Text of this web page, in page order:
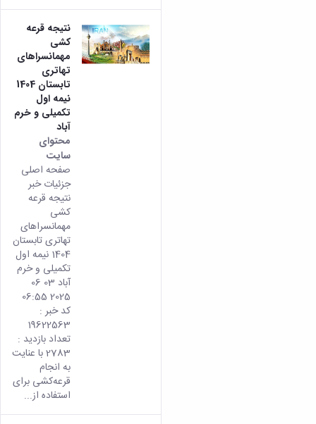
نتیجه قرعه
کشی
مهمانسراهای
تهاتری
تابستان 1404
نیمه اول
تکمیلی و خرم
آباد
محتوای
سایت
صفحه اصلی
جزئیات خبر
نتیجه قرعه
کشی
مهمانسراهای
تهاتری تابستان
1404 نیمه اول
تکمیلی و خرم
آباد 03 06
2025 06:55
کد خبر :
19622563
تعداد بازدید :
2783 با عنایت
به انجام
قرعه‌کشی برای
استفاده از...